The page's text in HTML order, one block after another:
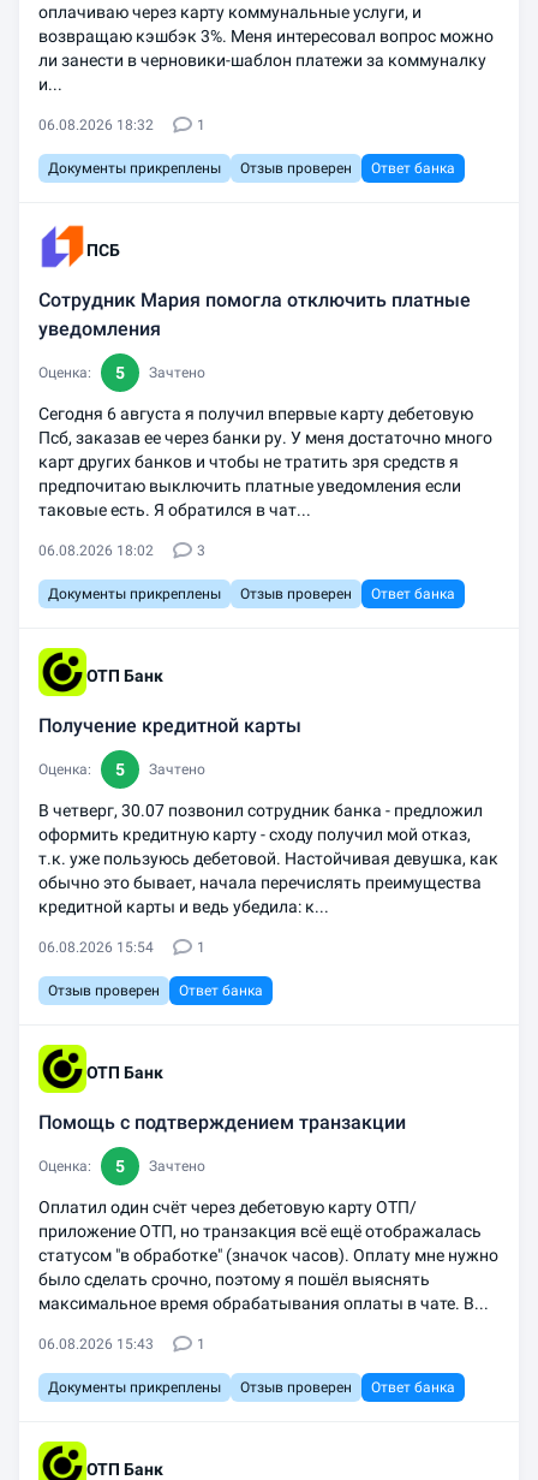
оплачиваю через карту коммунальные услуги, и
возвращаю кэшбэк 3%. Меня интересовал вопрос можно
ли занести в черновики-шаблон платежи за коммуналку
и...
06.08.2026 18:32 1
Документы прикреплены Отзыв проверен Ответ банка
Сотрудник Мария помогла отключить платные
уведомления
ПСБ
Оценка: 5 Зачтено
Сегодня 6 августа я получил впервые карту дебетовую
Псб, заказав ее через банки ру. У меня достаточно много
карт других банков и чтобы не тратить зря средств я
предпочитаю выключить платные уведомления если
таковые есть. Я обратился в чат...
06.08.2026 18:02 3
Документы прикреплены Отзыв проверен Ответ банка
Получение кредитной карты
ОТП Банк
Оценка: 5 Зачтено
В четверг, 30.07 позвонил сотрудник банка - предложил
оформить кредитную карту - сходу получил мой отказ,
т.к. уже пользуюсь дебетовой. Настойчивая девушка, как
обычно это бывает, начала перечислять преимущества
кредитной карты и ведь убедила: к...
06.08.2026 15:54 1
Отзыв проверен Ответ банка
Помощь с подтверждением транзакции
ОТП Банк
Оценка: 5 Зачтено
Оплатил один счёт через дебетовую карту ОТП/
приложение ОТП, но транзакция всё ещё отображалась
статусом "в обработке" (значок часов). Оплату мне нужно
было сделать срочно, поэтому я пошёл выяснять
максимальное время обрабатывания оплаты в чате. В...
06.08.2026 15:43 1
Документы прикреплены Отзыв проверен Ответ банка
ОТП Банк